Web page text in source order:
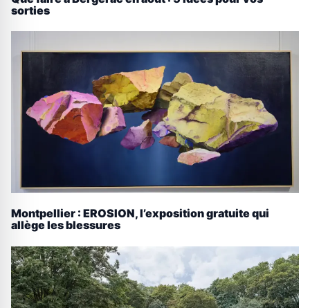
sorties
Montpellier : EROSION, l’exposition gratuite qui
allège les blessures